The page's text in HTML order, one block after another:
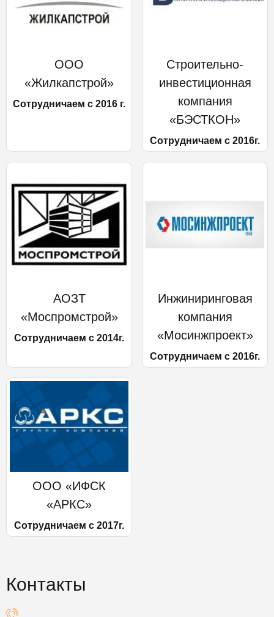
ООО
«Жилкапстрой»
Сотрудничаем с 2016 г.
Строительно-
инвестиционная
компания
«БЭСТКОН»
Сотрудничаем с 2016г.
АОЗТ
«Моспромстрой»
Сотрудничаем с 2014г.
Инжиниринговая
компания
«Мосинжпроект»
Сотрудничаем с 2016г.
ООО «ИФСК
«АРКС»
Сотрудничаем с 2017г.
Контакты